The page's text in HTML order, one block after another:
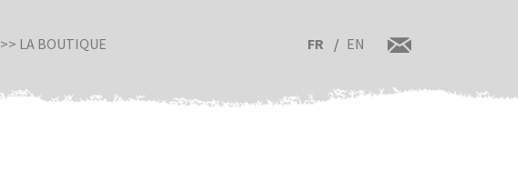
>> LA BOUTIQUE FR EN